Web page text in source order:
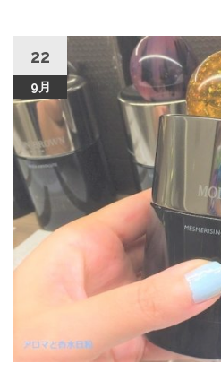
22
9月